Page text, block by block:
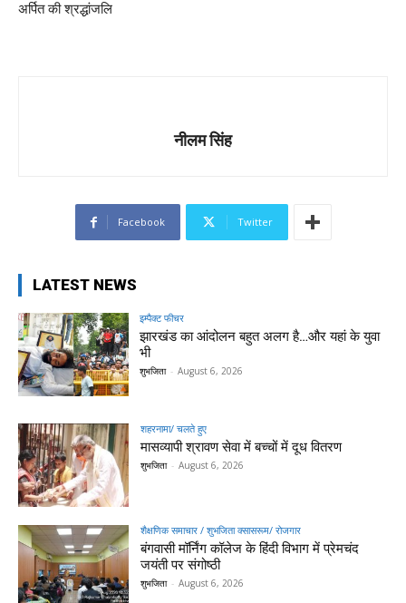
अर्पित की श्रद्धांजलि
नीलम सिंह
Facebook Twitter
LATEST NEWS
इम्पैक्ट फीचर
झारखंड का आंदोलन बहुत अलग है…और यहां के युवा
भी
शुभजिता - August 6, 2026
शहरनामा/ चलते हुए
मासव्यापी श्रावण सेवा में बच्चों में दूध वितरण
शुभजिता - August 6, 2026
शैक्षणिक समाचार / शुभजिता क्सासरूम/ रोजगार
बंगवासी मॉर्निंग कॉलेज के हिंदी विभाग में प्रेमचंद
जयंती पर संगोष्ठी
शुभजिता - August 6, 2026